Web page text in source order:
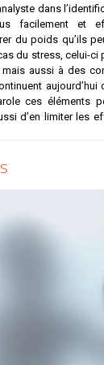
dans
facilement et
du poids qu’ils
du stress, celui-ci
aussi à des
aujourd’hui
ces éléments
d’en limiter les